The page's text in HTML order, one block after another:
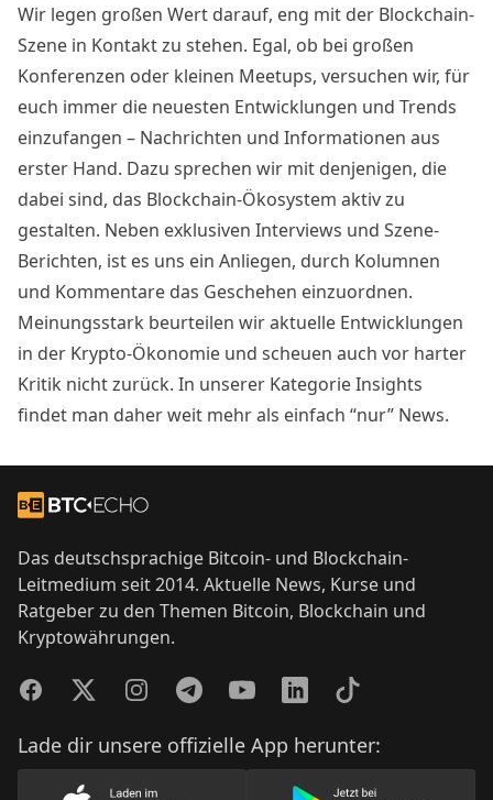
Wir legen großen Wert darauf, eng mit der Blockchain-
Szene in Kontakt zu stehen. Egal, ob bei großen
Konferenzen oder kleinen Meetups, versuchen wir, für
euch immer die neuesten Entwicklungen und Trends
einzufangen – Nachrichten und Informationen aus
erster Hand. Dazu sprechen wir mit denjenigen, die
dabei sind, das Blockchain-Ökosystem aktiv zu
gestalten. Neben exklusiven Interviews und Szene-
Berichten, ist es uns ein Anliegen, durch Kolumnen
und Kommentare das Geschehen einzuordnen.
Meinungsstark beurteilen wir aktuelle Entwicklungen
in der Krypto-Ökonomie und scheuen auch vor harter
Kritik nicht zurück. In unserer Kategorie Insights
findet man daher weit mehr als einfach “nur” News.
Zur Startseite
Das deutschsprachige Bitcoin- und Blockchain-
Leitmedium seit 2014. Aktuelle News, Kurse und
Ratgeber zu den Themen Bitcoin, Blockchain und
Kryptowährungen.
FacebookTwitterInstagramTelegramYouTubeLinkedInTikTok
Lade dir unsere offizielle App herunter: